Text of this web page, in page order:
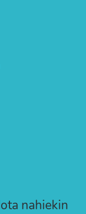
nahiekin